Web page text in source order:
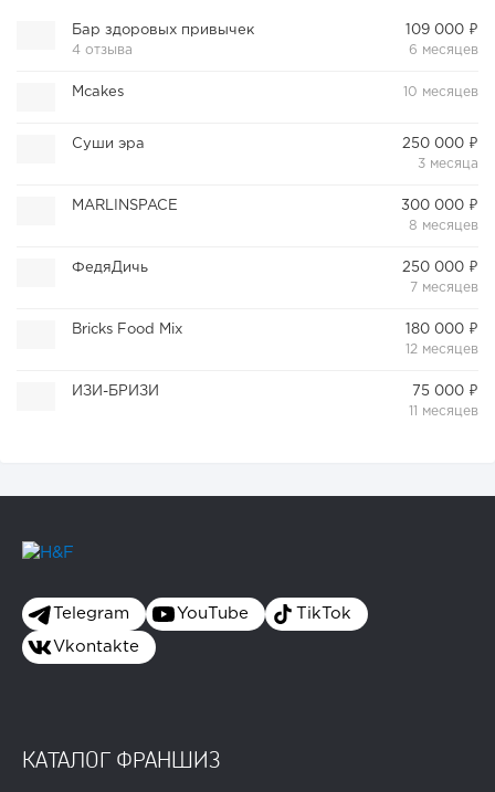
Бар здоровых привычек
4 отзыва
109 000 ₽
6 месяцев
Mcakes 10 месяцев
Суши эра
250 000 ₽
3 месяца
MARLINSPACE
300 000 ₽
8 месяцев
ФедяДичь
250 000 ₽
7 месяцев
Bricks Food Mix
180 000 ₽
12 месяцев
ИЗИ-БРИЗИ
75 000 ₽
11 месяцев
Telegram YouTube TikTok
Vkontakte
КАТАЛОГ ФРАНШИЗ